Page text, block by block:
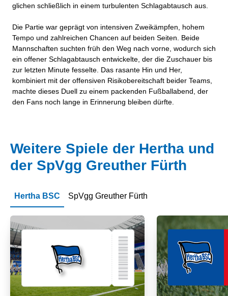
glichen schließlich in einem turbulenten Schlagabtausch aus.
Die Partie war geprägt von intensiven Zweikämpfen, hohem
Tempo und zahlreichen Chancen auf beiden Seiten. Beide
Mannschaften suchten früh den Weg nach vorne, wodurch sich
ein offener Schlagabtausch entwickelte, der die Zuschauer bis
zur letzten Minute fesselte. Das rasante Hin und Her,
kombiniert mit der offensiven Risikobereitschaft beider Teams,
machte dieses Duell zu einem packenden Fußballabend, der
den Fans noch lange in Erinnerung bleiben dürfte.
Weitere Spiele der Hertha und
der SpVgg Greuther Fürth
Hertha BSC SpVgg Greuther Fürth